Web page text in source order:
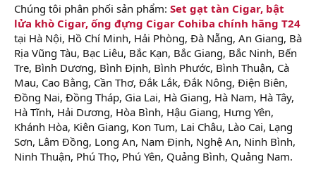
Chúng tôi phân phối sản phẩm: Set gạt tàn Cigar, bật
lửa khò Cigar, ống đựng Cigar Cohiba chính hãng T24
tại Hà Nội, Hồ Chí Minh, Hải Phòng, Đà Nẵng, An Giang, Bà
Rịa Vũng Tàu, Bạc Liêu, Bắc Kạn, Bắc Giang, Bắc Ninh, Bến
Tre, Bình Dương, Bình Định, Bình Phước, Bình Thuận, Cà
Mau, Cao Bằng, Cần Thơ, Đắk Lắk, Đắk Nông, Điện Biên,
Đồng Nai, Đồng Tháp, Gia Lai, Hà Giang, Hà Nam, Hà Tây,
Hà Tĩnh, Hải Dương, Hòa Bình, Hậu Giang, Hưng Yên,
Khánh Hòa, Kiên Giang, Kon Tum, Lai Châu, Lào Cai, Lạng
Sơn, Lâm Đồng, Long An, Nam Định, Nghệ An, Ninh Bình,
Ninh Thuận, Phú Thọ, Phú Yên, Quảng Bình, Quảng Nam.